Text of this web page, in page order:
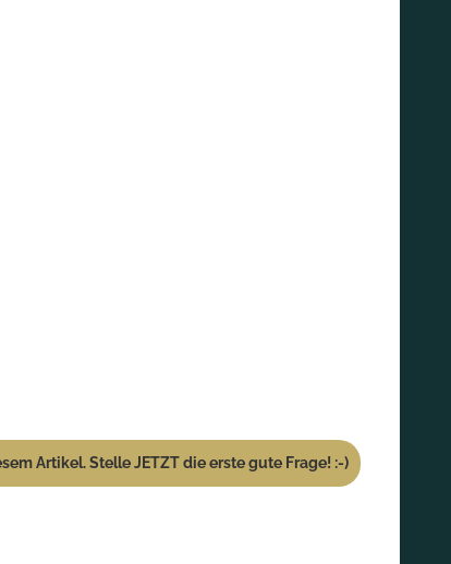
Artikel. Stelle JETZT die erste gute Frage! :-)